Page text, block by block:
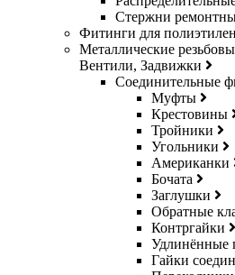
Стержни
Фитинги для
Металлические
Вентили, Задвижки
Соединительные
Муфты
Крестовины
Тройники
Угольники
Американки
Бочата
Заглушки
Обратные
Контргайки
Удлинённые
Гайки